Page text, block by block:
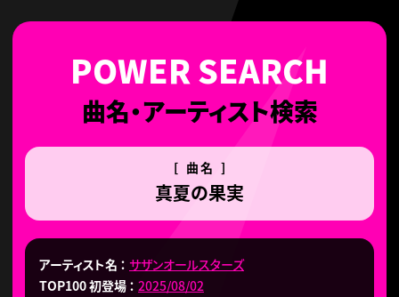
曲名・アーティスト検索
[ 曲名 ]
真夏の果実
アーティスト名
サザンオールスターズ
TOP100 初登場
2025/08/02